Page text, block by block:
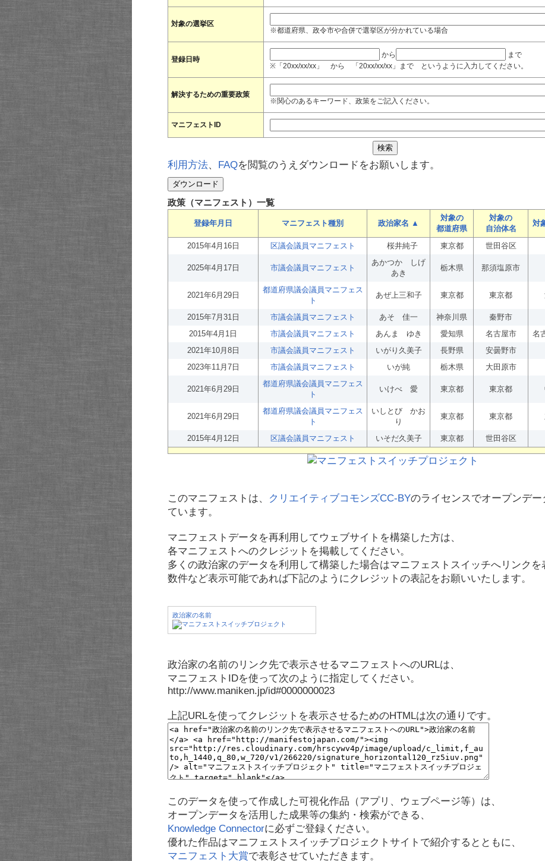
対象の選挙区
※都道府県、政令市や合併で選挙区が分かれている場合
登録日時
から
まで
※「20xx/xx/xx」 から 「20xx/xx/xx」まで というように入力してください。
解決するための重要政策
※関心のあるキーワード、政策をご記入ください。
マニフェストID
利用方法、 FAQを閲覧のうえダウンロードをお願いします。
政策（マニフェスト）一覧
登録年月日 マニフェスト種別 政治家名 ▲
対象の
都道府県
対象の
自治体名
対
2015年4月16日
区議会議員マニフェスト 桜井純子 東京都 世田谷区
2025年4月17日 市議会議員マニフェスト
あかつか しげ
あき
栃木県 那須塩原市
2021年6月29日
都道府県議会議員マニフェス
ト
あぜ上三和子 東京都 東京都
2015年7月31日 市議会議員マニフェスト あそ 佳一 神奈川県 秦野市
2015年4月1日
市議会議員マニフェスト あんま ゆき 愛知県 名古屋市 名
2021年10月8日
市議会議員マニフェスト いがり久美子 長野県 安曇野市
2023年11月7日
市議会議員マニフェスト いが純 栃木県 大田原市
2021年6月29日
都道府県議会議員マニフェス
ト
いけべ 愛 東京都 東京都
2021年6月29日
都道府県議会議員マニフェス
ト
いしとび かお
り
東京都 東京都
2015年4月12日 区議会議員マニフェスト いそだ久美子 東京都 世田谷区
このマニフェストは、 クリエイティブコモンズCC-BYのライセンスでオープンデ
ています。
マニフェストデータを再利用してウェブサイトを構築した方は、
各マニフェストへのクレジットを掲載してください。
多くの政治家のデータを利用して構築した場合はマニフェストスイッチへリンクを
数件など表示可能であれば下記のようにクレジットの表記をお願いいたします。
政治家の名前
政治家の名前のリンク先で表示させるマニフェストへのURLは、
マニフェストIDを使って次のように指定してください。
http://www.maniken.jp/id#0000000023
上記URLを使ってクレジットを表示させるためのHTMLは次の通りです。
このデータを使って作成した可視化作品（アプリ、ウェブページ等）は、
オープンデータを活用した成果等の集約・検索ができる、
Knowledge Connectorに必ずご登録ください。
優れた作品はマニフェストスイッチプロジェクトサイトで紹介するとともに、
マニフェスト大賞で表彰させていただきます。